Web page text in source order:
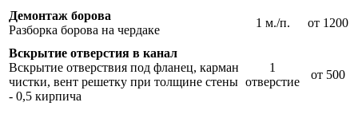
Демонтаж борова
Разборка борова на чердаке
1 м./п. от 1200
Вскрытие отверстия в канал
Вскрытие отверствия под фланец, карман
чистки, вент решетку при толщине стены
- 0,5 кирпича
1
отверстие
от 500